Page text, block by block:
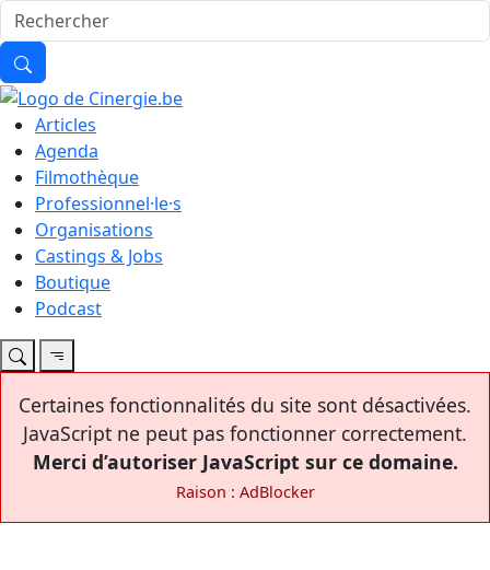
Articles
Agenda
Filmothèque
Professionnel·le·s
Organisations
Castings & Jobs
Boutique
Podcast
Certaines fonctionnalités du site sont désactivées.
JavaScript ne peut pas fonctionner correctement.
Merci d’autoriser JavaScript sur ce domaine.
Raison : AdBlocker